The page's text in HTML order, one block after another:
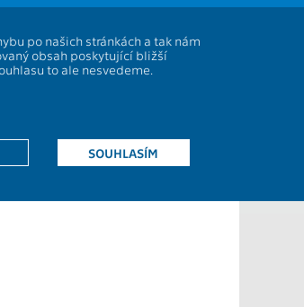
po našich stránkách a tak nám
obsah poskytující bližší
to ale nesvedeme.
SOUHLASÍM